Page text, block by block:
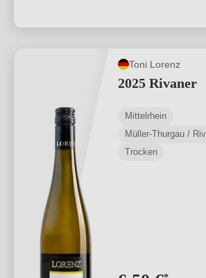
Toni Lorenz
2025 Rivaner
Mittelrhein
Müller-Thurgau /
Trocken